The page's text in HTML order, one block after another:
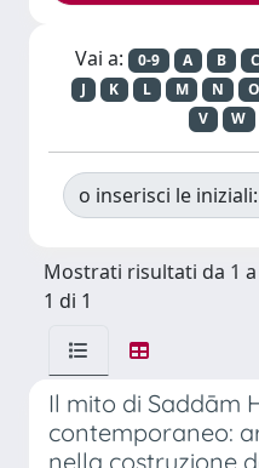
Vai a: 0-9 A B C
J
K L M N O
V
W
o inserisci le iniziali:
Mostrati risultati da 1 a
1 di 1
Il mito di Saddām
contemporaneo:
nella costruzione